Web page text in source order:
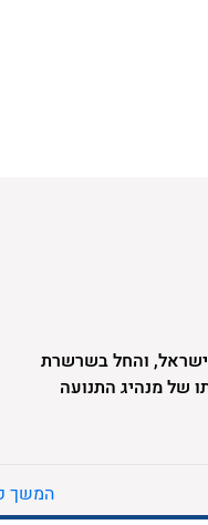
בארץ ישראל, והחל בשרשרת
של מנהיג התנועה
המשך